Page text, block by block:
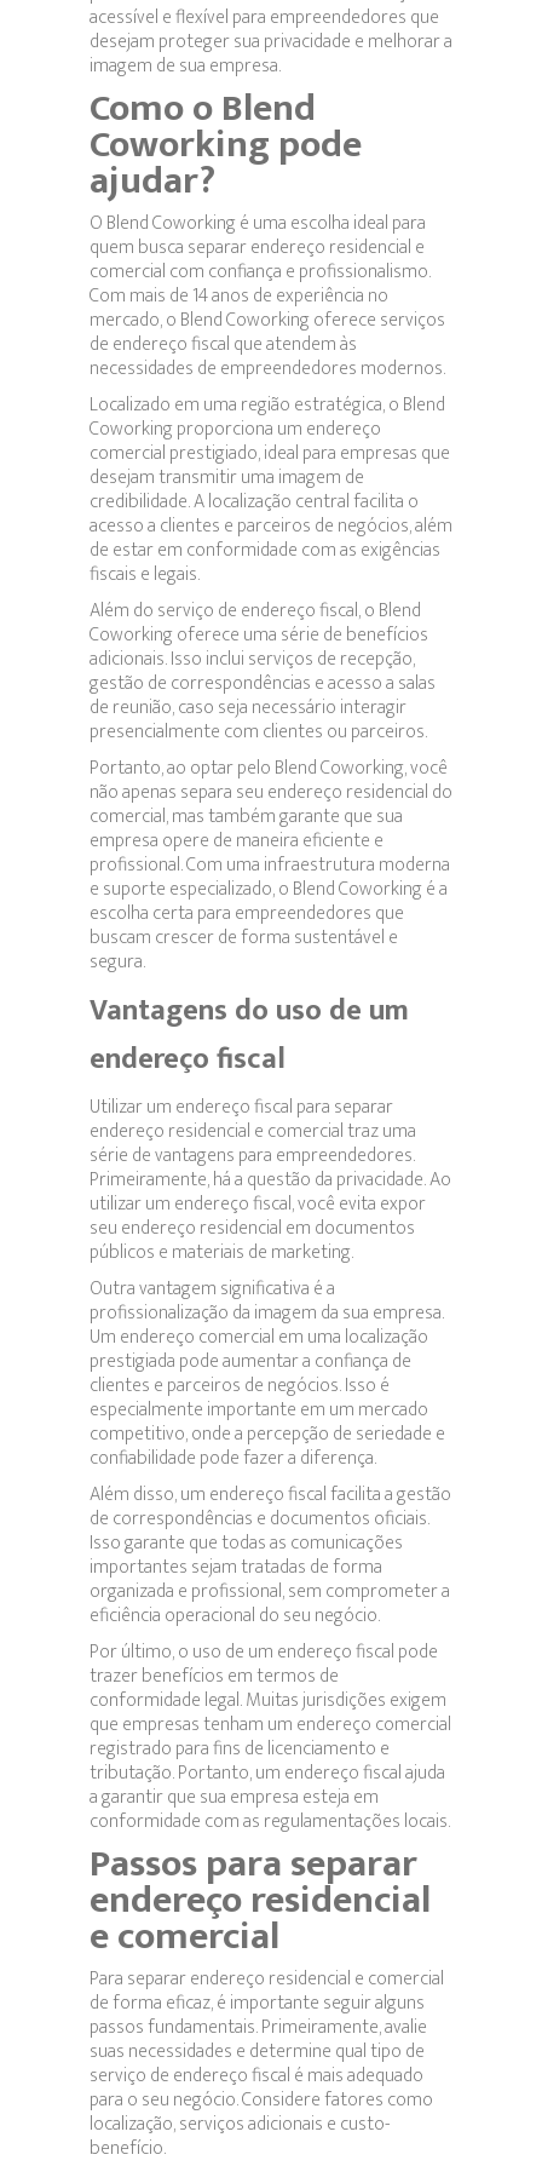
acessível e flexível para empreendedores que
desejam proteger sua privacidade e melhorar a
imagem de sua empresa.
Como o Blend
Coworking pode
ajudar?
O Blend Coworking é uma escolha ideal para
quem busca separar endereço residencial e
comercial com confiança e profissionalismo.
Com mais de 14 anos de experiência no
mercado, o Blend Coworking oferece serviços
de endereço fiscal que atendem às
necessidades de empreendedores modernos.
Localizado em uma região estratégica, o Blend
Coworking proporciona um endereço
comercial prestigiado, ideal para empresas que
desejam transmitir uma imagem de
credibilidade. A localização central facilita o
acesso a clientes e parceiros de negócios, além
de estar em conformidade com as exigências
fiscais e legais.
Além do serviço de endereço fiscal, o Blend
Coworking oferece uma série de benefícios
adicionais. Isso inclui serviços de recepção,
gestão de correspondências e acesso a salas
de reunião, caso seja necessário interagir
presencialmente com clientes ou parceiros.
Portanto, ao optar pelo Blend Coworking, você
não apenas separa seu endereço residencial do
comercial, mas também garante que sua
empresa opere de maneira eficiente e
profissional. Com uma infraestrutura moderna
e suporte especializado, o Blend Coworking é a
escolha certa para empreendedores que
buscam crescer de forma sustentável e
segura.
Vantagens do uso de um
endereço fiscal
Utilizar um endereço fiscal para separar
endereço residencial e comercial traz uma
série de vantagens para empreendedores.
Primeiramente, há a questão da privacidade. Ao
utilizar um endereço fiscal, você evita expor
seu endereço residencial em documentos
públicos e materiais de marketing.
Outra vantagem significativa é a
profissionalização da imagem da sua empresa.
Um endereço comercial em uma localização
prestigiada pode aumentar a confiança de
clientes e parceiros de negócios. Isso é
especialmente importante em um mercado
competitivo, onde a percepção de seriedade e
confiabilidade pode fazer a diferença.
Além disso, um endereço fiscal facilita a gestão
de correspondências e documentos oficiais.
Isso garante que todas as comunicações
importantes sejam tratadas de forma
organizada e profissional, sem comprometer a
eficiência operacional do seu negócio.
Por último, o uso de um endereço fiscal pode
trazer benefícios em termos de
conformidade legal. Muitas jurisdições exigem
que empresas tenham um endereço comercial
registrado para fins de licenciamento e
tributação. Portanto, um endereço fiscal ajuda
a garantir que sua empresa esteja em
conformidade com as regulamentações locais.
Passos para separar
endereço residencial
e comercial
Para separar endereço residencial e comercial
de forma eficaz, é importante seguir alguns
passos fundamentais. Primeiramente, avalie
suas necessidades e determine qual tipo de
serviço de endereço fiscal é mais adequado
para o seu negócio. Considere fatores como
localização, serviços adicionais e custo-
benefício.